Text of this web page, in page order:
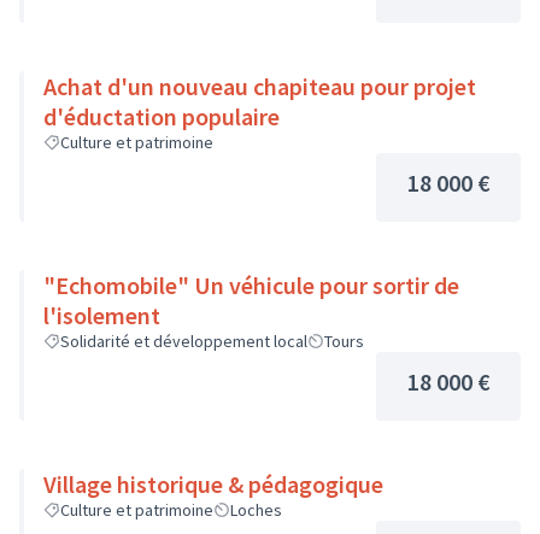
Achat d'un nouveau chapiteau pour projet
d'éductation populaire
Culture et patrimoine
18 000 €
"Echomobile" Un véhicule pour sortir de
l'isolement
Solidarité et développement local Tours
18 000 €
Village historique & pédagogique
Culture et patrimoine Loches